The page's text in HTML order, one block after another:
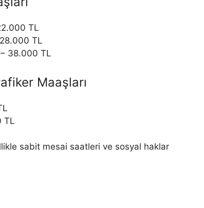
TL
TL
38.000 TL
Maaşları
TL
sabit mesai saatleri ve sosyal haklar